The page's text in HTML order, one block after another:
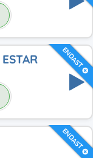
ENDAST
ENDAST